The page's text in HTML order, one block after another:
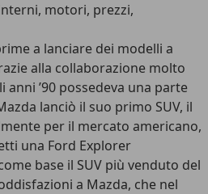
motori, prezzi,
a lanciare dei modelli a
alla collaborazione molto
’90 possedeva una parte
lanciò il suo primo SUV, il
per il mercato americano,
una Ford Explorer
base il SUV più venduto del
a Mazda, che nel